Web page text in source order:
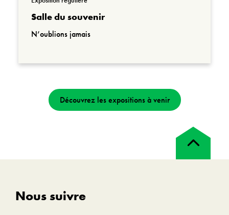
Salle du souvenir
N’oublions jamais
Découvrez les expositions à venir
Retour
Nous suivre